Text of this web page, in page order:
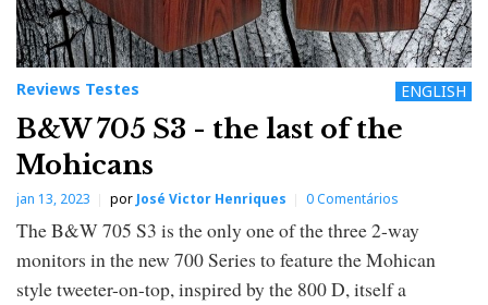
Reviews Testes ENGLISH
B&W 705 S3 - the last of the
Mohicans
jan 13, 2023 porJosé Victor Henriques 0 Comentários
The B&W 705 S3 is the only one of the three 2-way
monitors in the new 700 Series to feature the Mohican
style tweeter-on-top, inspired by the 800 D, itself a